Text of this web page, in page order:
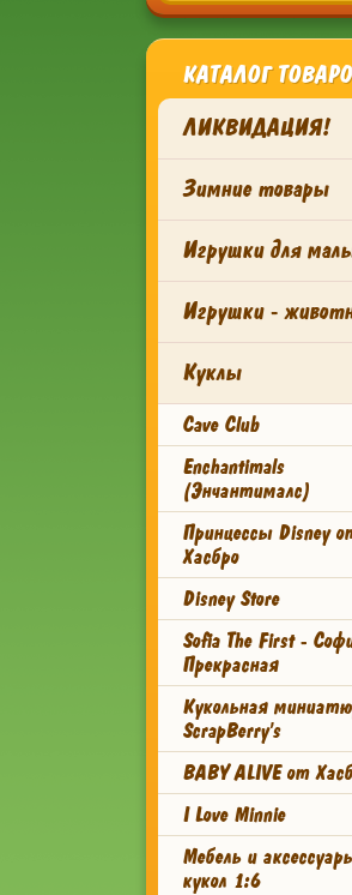
КАТАЛОГ
ЛИКВИДАЦИЯ!
Зимние товары
Игрушки для
Игрушки -
Куклы
Cave Club
Enchantimals
(Энчантималс)
Принцессы Disney
Хасбро
Disney Store
Sofia The First -
Прекрасная
Кукольная
ScrapBerry's
BABY ALIVE от
I Love Minnie
Мебель и
кукол 1:6